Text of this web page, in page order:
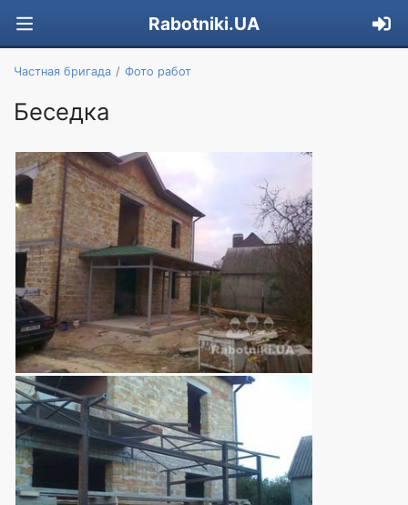
Rabotniki.UA
Частная бригада Фото работ
Беседка